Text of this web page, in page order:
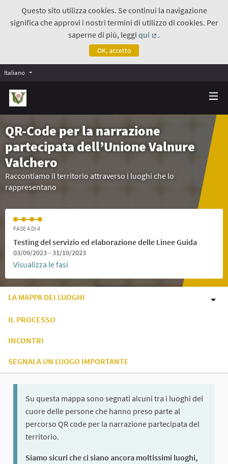
Questo sito utilizza cookies. Se continui la navigazione
significa che approvi i nostri termini di utilizzo di cookies. Per
saperne di più, leggiqui
.
OK, accetto
Italiano
QR-Code per la narrazione
partecipata dell’Unione Valnure
Valchero
Raccontiamo il territorio attraverso i luoghi che lo
rappresentano
FASE 4 DI 4
Testing del servizio ed elaborazione delle Linee Guida
03/09/2023 - 31/10/2023
Visualizza le fasi
LA MAPPA DEI LUOGHI
IL PROCESSO
INCONTRI
SEGNALA UN LUOGO IMPORTANTE
Su questa mappa sono segnati alcuni tra i luoghi del
cuore delle persone che hanno preso parte al
percorso QR code per la narrazione partecipata del
territorio.
Siamo sicuri che ci siano ancora moltissimi luoghi,